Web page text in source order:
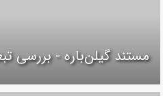
مستند گیلن‌باره - بررسی